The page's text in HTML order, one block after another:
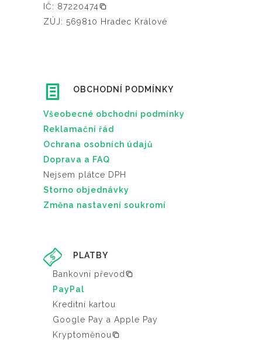
IČ: 87220474
ZÚJ: 569810 Hradec Králové
OBCHODNÍ PODMÍNKY
Všeobecné obchodní podmínky
Reklamační řád
Ochrana osobních údajů
Doprava a FAQ
Nejsem plátce DPH
Storno objednávky
Změna nastavení soukromí
PLATBY
Bankovní převod
PayPal
Kreditní kartou
Google Pay a Apple Pay
Kryptoměnou